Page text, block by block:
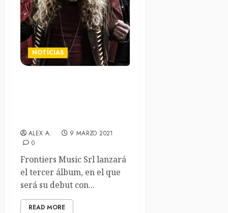
NOTÍCIAS
ALEX A.
9 MARZO 2021
0
Frontiers Music Srl lanzará
el tercer álbum, en el que
será su debut con...
READ MORE